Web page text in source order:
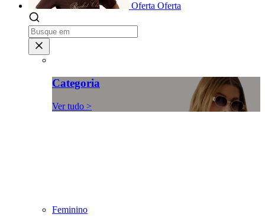
Oferta Oferta
Categoria
Ver tudo >
Feminino